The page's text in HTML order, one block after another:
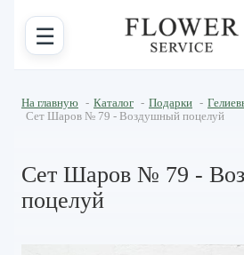
☰
На главную - Каталог - Подарки -
Сет Шаров № 79 - Воздушный поцелуй
Сет Шаров № 79 -
поцелуй